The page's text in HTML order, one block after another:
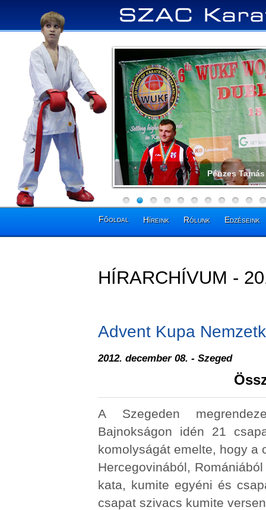
Pénzes
Főoldal Híreink Rólunk Edzéseink
HÍRARCHÍVUM -
Advent Kupa
2012. december 08. - Szeged
A Szegeden
Bajnokságon idén 21
komolyságát emelte, hogy a
Hercegovinából,
kata, kumite egyéni és
csapat szivacs kumite